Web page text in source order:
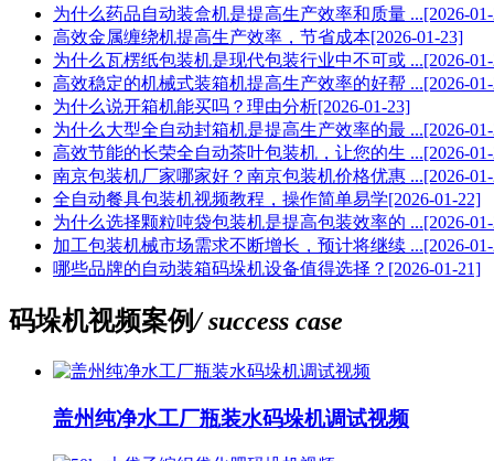
为什么药品自动装盒机是提高生产效率和质量 ...[2026-
高效金属缠绕机提高生产效率，节省成本[2026-01-23]
为什么瓦楞纸包装机是现代包装行业中不可或 ...[2026-
高效稳定的机械式装箱机提高生产效率的好帮 ...[2026-
为什么说开箱机能买吗？理由分析[2026-01-23]
为什么大型全自动封箱机是提高生产效率的最 ...[2026-
高效节能的长荣全自动茶叶包装机，让您的生 ...[2026-
南京包装机厂家哪家好？南京包装机价格优惠 ...[2026-
全自动餐具包装机视频教程，操作简单易学[2026-01-22]
为什么选择颗粒吨袋包装机是提高包装效率的 ...[2026-
加工包装机械市场需求不断增长，预计将继续 ...[2026-
哪些品牌的自动装箱码垛机设备值得选择？ [2026-01-21]
码垛机视频案例/ success case
盖州纯净水工厂瓶装水码垛机调试视频